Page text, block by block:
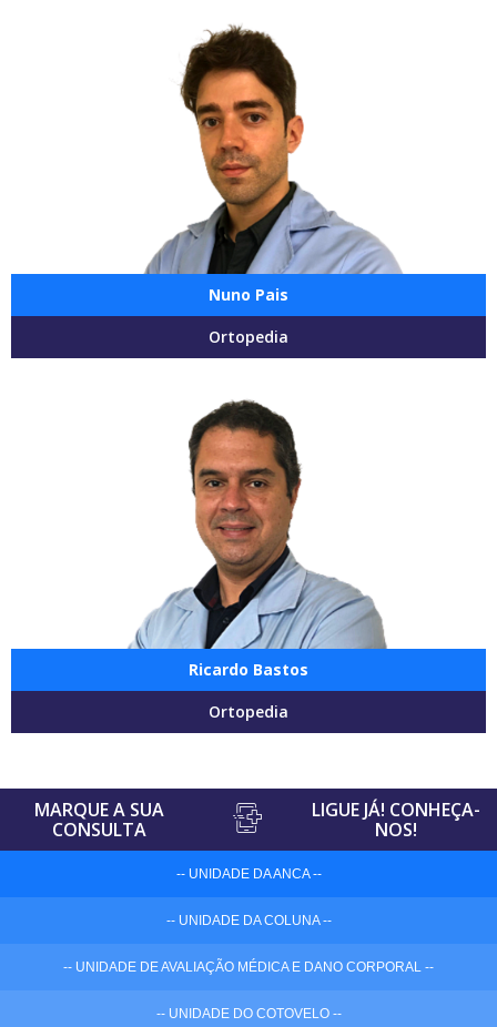
Nuno Pais
Ortopedia
Ricardo Bastos
Ortopedia
MARQUE A SUA
CONSULTA
LIGUE JÁ! CONHEÇA-
NOS!
-- UNIDADE DA ANCA --
-- UNIDADE DA COLUNA --
-- UNIDADE DE AVALIAÇÃO MÉDICA E DANO CORPORAL --
-- UNIDADE DO COTOVELO --